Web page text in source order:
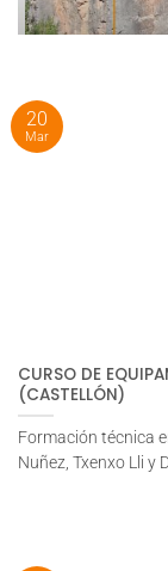
CURSO DE
(CASTELLÓN)
Formación técnica
Nuñez, Txenxo Lli y
20
Mar